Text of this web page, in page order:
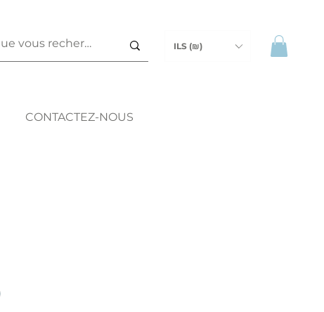
ILS (₪)
CONTACTEZ-NOUS